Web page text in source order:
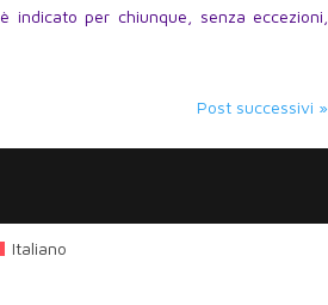
per chiunque, senza eccezioni,
Post successivi »
Italiano